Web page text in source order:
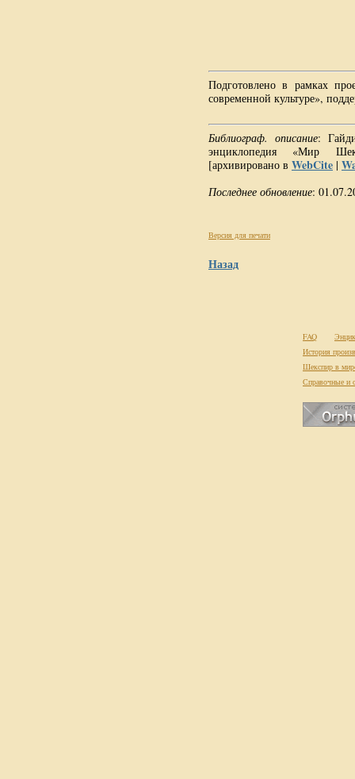
Подготовлено в рамках
современной культуре»,
Библиограф. описание:
энциклопедия «Мир
[архивировано в WebCite |
Последнее обновление:
Версия для печати
Назад
FAQ
История
Шекспир в
Справочные и